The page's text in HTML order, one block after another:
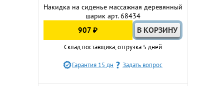
Накидка на сиденье массажная деревянный
шарик арт. 68434
907 ₽
Склад поставщика, отгрузка 5 дней
Гарантия 15 дн Задать вопрос